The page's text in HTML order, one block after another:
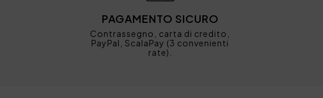
PAGAMENTO SICURO
Contrassegno, carta di credito,
PayPal, ScalaPay (3 convenienti
rate).